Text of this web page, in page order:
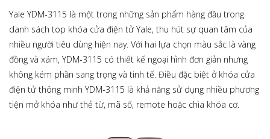
Yale YDM-3115 là một trong những sản phẩm hàng đầu trong
danh sách top khóa cửa điện tử Yale, thu hút sự quan tâm của
nhiều người tiêu dùng hiện nay. Với hai lựa chọn màu sắc là vàng
đồng và xám, YDM-3115 có thiết kế ngoại hình đơn giản nhưng
không kém phần sang trọng và tinh tế. Điều đặc biệt ở khóa cửa
điện tử thông minh YDM-3115 là khả năng sử dụng nhiều phương
tiện mở khóa như thẻ từ, mã số, remote hoặc chìa khóa cơ.